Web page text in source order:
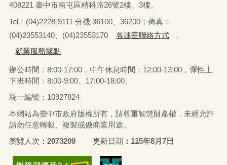
408221 臺中市南屯區精科路26號2樓、3樓。
Tel： (04)2228-9111 分機 36100、36200；傳真：
(04)23553140、(04)23553170
各課室聯絡方式
就業服務據點
辦公時間：8:00-17:00，中午休息時間：12:00-13:00， 彈性上
下班時間：8:00-9:00、17:00-18:00。
統一編號：10927824
本網站為臺中市政府版權所有，請尊重智慧財產權，未經允許
請勿任意轉載、複製或做商業用途。
瀏覽人次
2073209 更新日期 115年8月7日